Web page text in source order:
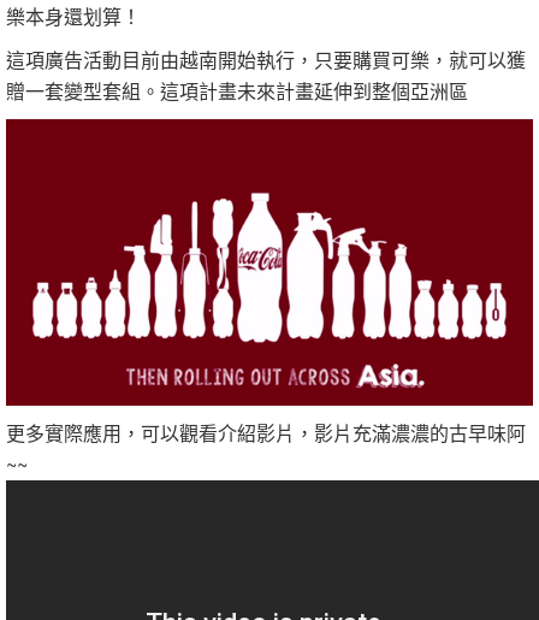
樂本身還划算！
這項廣告活動目前由越南開始執行，只要購買可樂，就可以獲
贈一套變型套組。這項計畫未來計畫延伸到整個亞洲區
更多實際應用，可以觀看介紹影片，影片充滿濃濃的古早味阿
~~